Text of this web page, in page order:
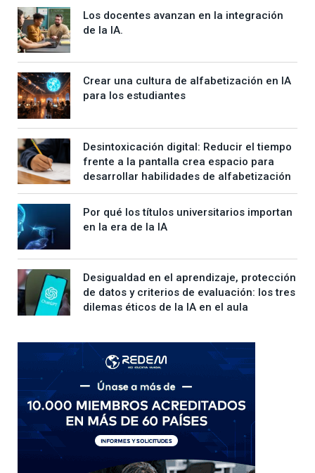
Los docentes avanzan en la integración
de la IA.
Crear una cultura de alfabetización en IA
para los estudiantes
Desintoxicación digital: Reducir el tiempo
frente a la pantalla crea espacio para
desarrollar habilidades de alfabetización
Por qué los títulos universitarios importan
en la era de la IA
Desigualdad en el aprendizaje, protección
de datos y criterios de evaluación: los tres
dilemas éticos de la IA en el aula